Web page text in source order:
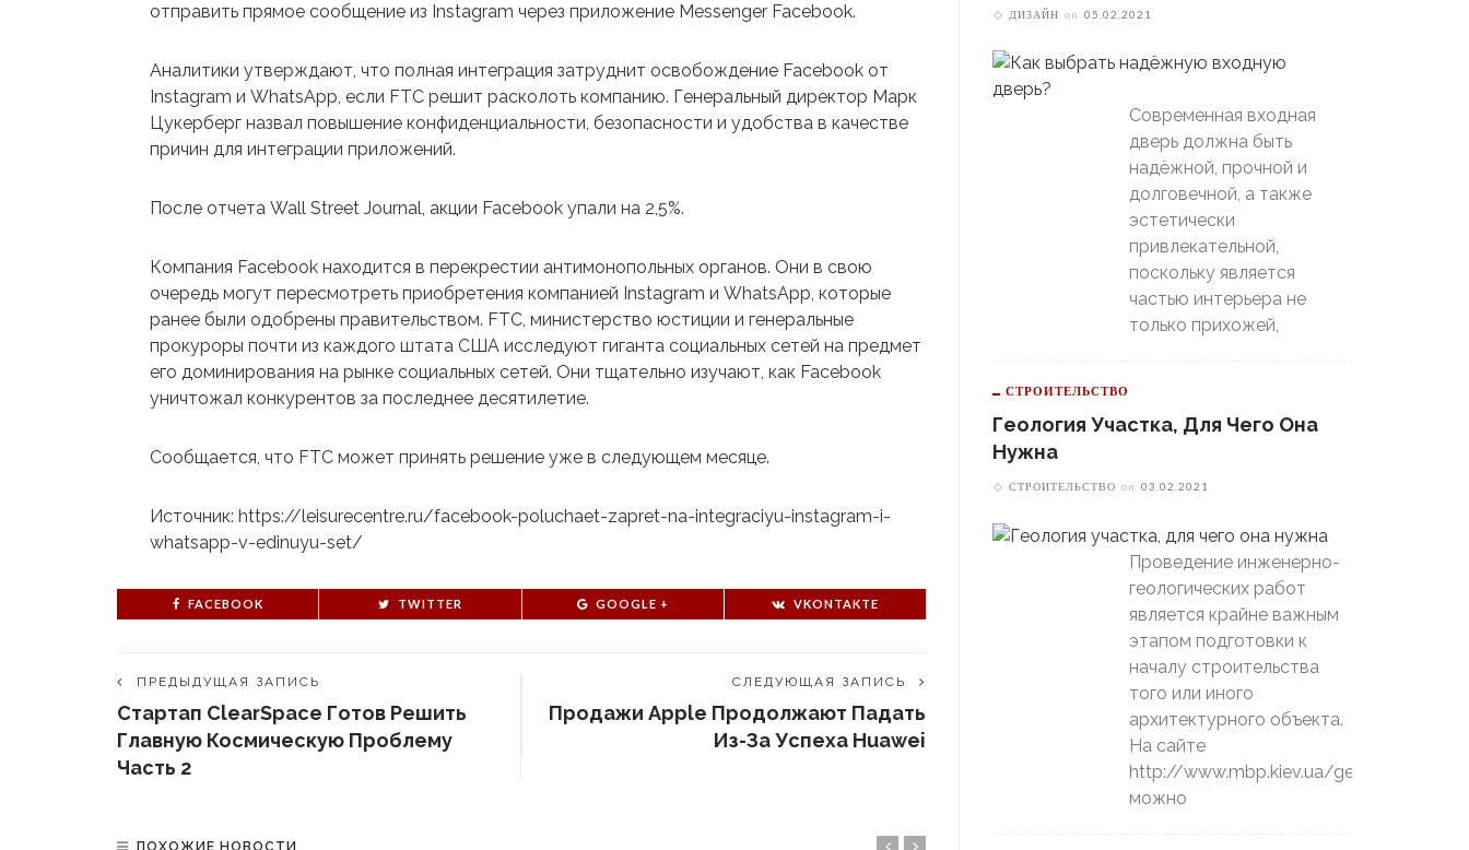
отправить прямое сообщение из Instagram через приложение Messenger Facebook.
Аналитики утверждают, что полная интеграция затруднит освобождение Facebook от
Instagram и WhatsApp, если FTC решит расколоть компанию. Генеральный директор Марк
Цукерберг назвал повышение конфиденциальности, безопасности и удобства в качестве
причин для интеграции приложений.
После отчета Wall Street Journal, акции Facebook упали на 2,5%.
Компания Facebook находится в перекрестии антимонопольных органов. Они в свою
очередь могут пересмотреть приобретения компанией Instagram и WhatsApp, которые
ранее были одобрены правительством. FTC, министерство юстиции и генеральные
прокуроры почти из каждого штата США исследуют гиганта социальных сетей на предмет
его доминирования на рынке социальных сетей. Они тщательно изучают, как Facebook
уничтожал конкурентов за последнее десятилетие.
Сообщается, что FTC может принять решение уже в следующем месяце.
Источник: https://leisurecentre.ru/facebook-poluchaet-zapret-na-integraciyu-instagram-i-
whatsapp-v-edinuyu-set/
FACEBOOK TWITTER GOOGLE + VKONTAKTE
ПРЕДЫДУЩАЯ ЗАПИСЬ
Стартап ClearSpace Готов Решить
Главную Космическую Проблему
Часть 2
СЛЕДУЮЩАЯ ЗАПИСЬ
Продажи Apple Продолжают Падать
Из-За Успеха Huawei
ПОХОЖИЕ НОВОСТИ
ДИЗАЙН on 05.02.2021
Современная входная
дверь должна быть
надёжной, прочной и
долговечной, а также
эстетически
привлекательной,
поскольку является
частью интерьера не
только прихожей,
СТРОИТЕЛЬСТВО
Геология Участка, Для Чего Она
Нужна
СТРОИТЕЛЬСТВО on 03.02.2021
Проведение инженерно-
геологических работ
является крайне важным
этапом подготовки к
началу строительства
того или иного
архитектурного объекта.
На сайте
http://www.mbp.kiev.ua/geology
можно